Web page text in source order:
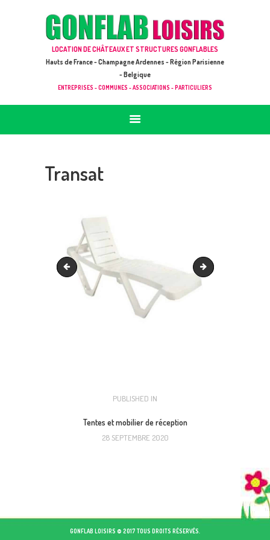
LOCATION DE CHÂTEAUX ET STRUCTURES GONFLABLES
Hauts de France - Champagne Ardennes - Région Parisienne
- Belgique
ENTREPRISES - COMMUNES - ASSOCIATIONS - PARTICULIERS
GONFLAB LOISIRS
ACCUEIL
JEUX À LOUER & PRESTATIONS
CATALOGUE / TARIF
DEMANDE DE DEVIS (SOUS 24H)
Transat
Chaise Animation
NAVIGATION
PUBLISHED IN
Tentes et mobilier de réception
28 SEPTEMBRE 2020
GONFLAB LOISIRS © 2017 TOUS DROITS RÉSERVÉS.